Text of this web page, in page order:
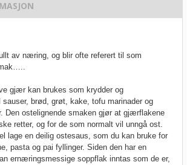
av næring, og blir ofte referert til som
gjær kan brukes som krydder og
brød, grøt, kake, tofu marinader og
Den ostelignende smaken gjør at gjærflakene
retter, og for de som normalt vil unngå ost.
lage en deilig ostesaus, som du kan bruke for
pasta og pai fyllinger. Siden den har en
ernæringsmessige soppflak inntas som de er,